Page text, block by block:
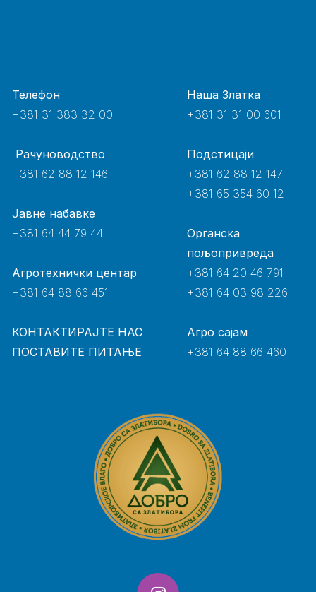
Телефон
+381 31 383 32 00
Рачуноводство
+381 62 88 12 146
Јавне набавке
+381 64 44 79 44
Агротехнички центар
+381 64 88 66 451
КОНТАКТИРАЈТЕ НАС
ПОСТАВИТЕ ПИТАЊЕ
Наша Златка
+381 31 31 00 601
Подстицаји
+381 62 88 12 147
+381 65 354 60 12
Органска
пољопривреда
+381 64 20 46 791
+381 64 03 98 226
Агро сајам
+381 64 88 66 460